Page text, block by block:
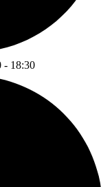
- 18:30